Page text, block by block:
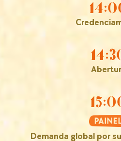
Demanda global por